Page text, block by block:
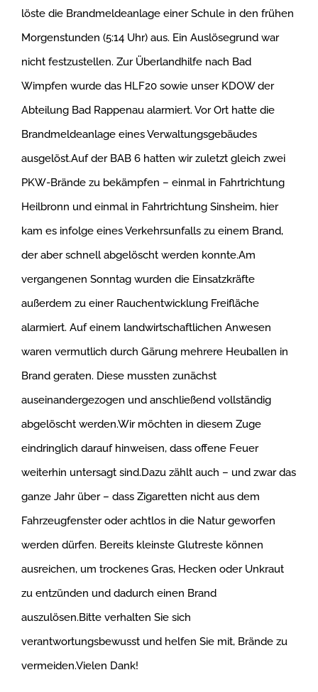
löste die Brandmeldeanlage einer Schule in den frühen
Morgenstunden (5:14 Uhr) aus. Ein Auslösegrund war
nicht festzustellen. Zur Überlandhilfe nach Bad
Wimpfen wurde das HLF20 sowie unser KDOW der
Abteilung Bad Rappenau alarmiert. Vor Ort hatte die
Brandmeldeanlage eines Verwaltungsgebäudes
ausgelöst.Auf der BAB 6 hatten wir zuletzt gleich zwei
PKW-Brände zu bekämpfen – einmal in Fahrtrichtung
Heilbronn und einmal in Fahrtrichtung Sinsheim, hier
kam es infolge eines Verkehrsunfalls zu einem Brand,
der aber schnell abgelöscht werden konnte.Am
vergangenen Sonntag wurden die Einsatzkräfte
außerdem zu einer Rauchentwicklung Freifläche
alarmiert. Auf einem landwirtschaftlichen Anwesen
waren vermutlich durch Gärung mehrere Heuballen in
Brand geraten. Diese mussten zunächst
auseinandergezogen und anschließend vollständig
abgelöscht werden.Wir möchten in diesem Zuge
eindringlich darauf hinweisen, dass offene Feuer
weiterhin untersagt sind.Dazu zählt auch – und zwar das
ganze Jahr über – dass Zigaretten nicht aus dem
Fahrzeugfenster oder achtlos in die Natur geworfen
werden dürfen. Bereits kleinste Glutreste können
ausreichen, um trockenes Gras, Hecken oder Unkraut
zu entzünden und dadurch einen Brand
auszulösen.Bitte verhalten Sie sich
verantwortungsbewusst und helfen Sie mit, Brände zu
vermeiden.Vielen Dank!